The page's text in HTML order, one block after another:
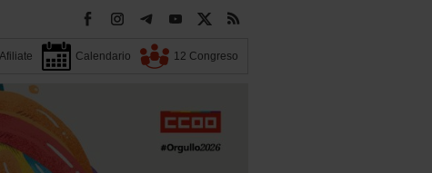
Afiliate Calendario 12 Congreso